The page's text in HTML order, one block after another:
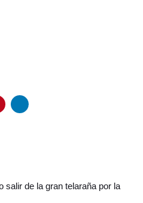
salir de la gran telaraña por la